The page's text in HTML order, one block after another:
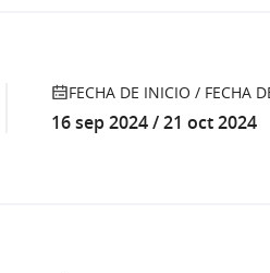
de una sociedad más
FECHA DE INICIO / FECHA
16 sep 2024 / 21 oct 2024